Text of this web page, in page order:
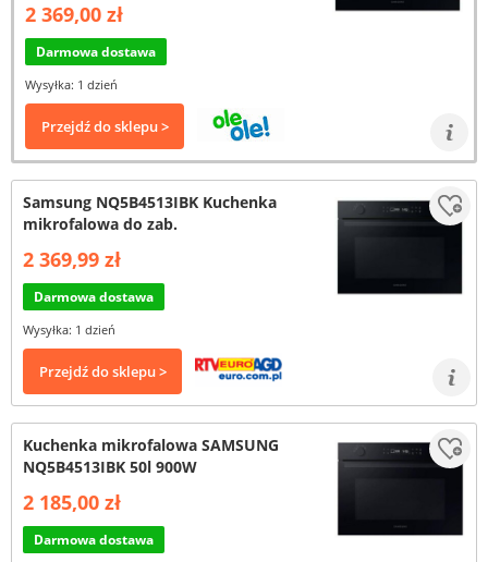
2 369,00 zł
Darmowa dostawa
Wysyłka: 1 dzień
Przejdź do sklepu >
Samsung NQ5B4513IBK Kuchenka
mikrofalowa do zab.
2 369,99 zł
Darmowa dostawa
Wysyłka: 1 dzień
Przejdź do sklepu >
Kuchenka mikrofalowa SAMSUNG
NQ5B4513IBK 50l 900W
2 185,00 zł
Darmowa dostawa